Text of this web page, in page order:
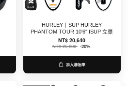
HURLEY｜SUP HURLEY
PHANTOM TOUR 10'6" ISUP 立槳
NT$ 20,640
NT$ 25,800 -20%
加入購物車